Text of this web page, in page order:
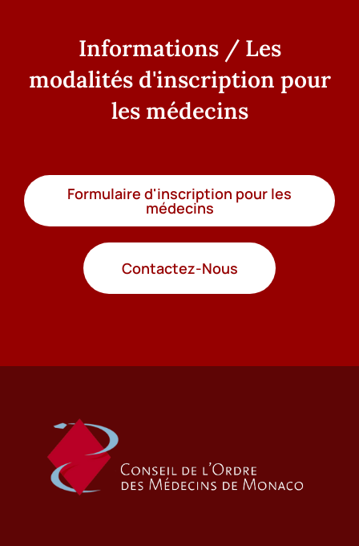
Informations / Les
modalités d'inscription pour
les médecins
Formulaire d'inscription pour les
médecins
Contactez-Nous